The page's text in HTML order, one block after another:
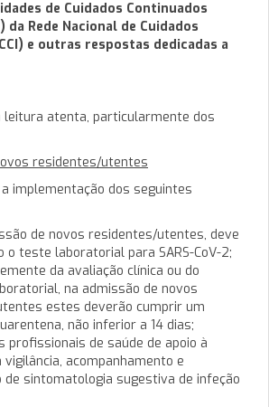
de Cuidados Continuados
da Rede Nacional de Cuidados
e outras respostas dedicadas a
leitura atenta, particularmente dos
residentes/utentes
implementação dos seguintes
de novos residentes/utentes, deve
o teste laboratorial para SARS-CoV-2;
da avaliação clínica ou do
na admissão de novos
estes deverão cumprir um
não inferior a 14 dias;
profissionais de saúde de apoio à
acompanhamento e
de sintomatologia sugestiva de infeção